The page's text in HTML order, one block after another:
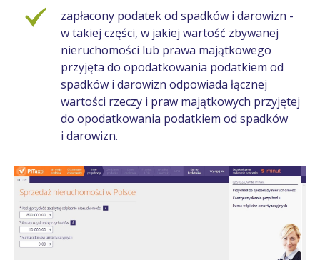
zapłacony podatek od spadków i darowizn -
w takiej części, w jakiej wartość zbywanej
nieruchomości lub prawa majątkowego
przyjęta do opodatkowania podatkiem od
spadków i darowizn odpowiada łącznej
wartości rzeczy i praw majątkowych przyjętej
do opodatkowania podatkiem od spadków
i darowizn.